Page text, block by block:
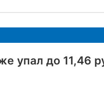
упал до 11,46